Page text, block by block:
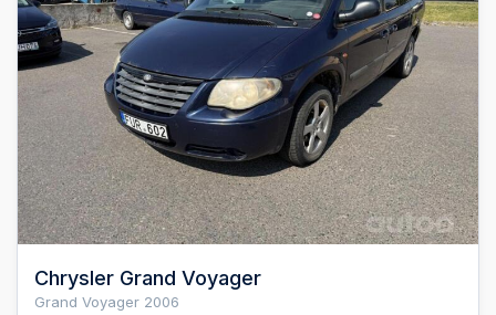
Chrysler Grand Voyager
Grand Voyager 2006